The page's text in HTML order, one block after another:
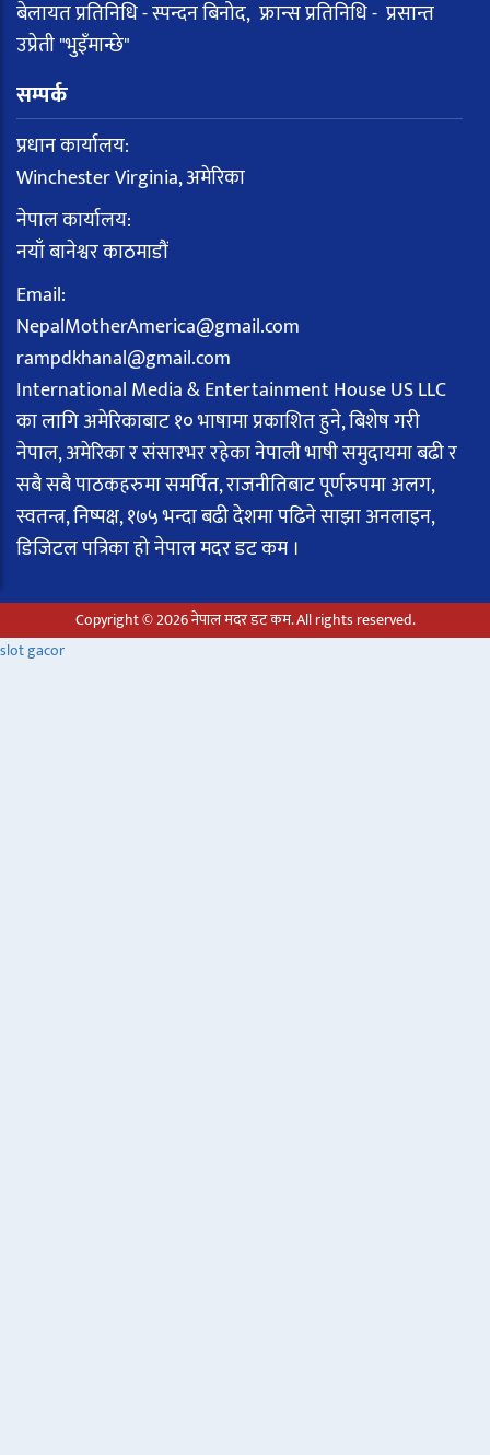
बेलायत प्रतिनिधि - स्पन्दन बिनोद, फ्रान्स प्रतिनिधि - प्रसान्त
उप्रेती "भुइँमान्छे"
सम्पर्क
प्रधान कार्यालय:
Winchester Virginia, अमेरिका
नेपाल कार्यालय:
नयाँ बानेश्वर काठमाडौं
Email:
NepalMotherAmerica@gmail.com
rampdkhanal@gmail.com
International Media & Entertainment House US LLC
का लागि अमेरिकाबाट १० भाषामा प्रकाशित हुने, बिशेष गरी
नेपाल, अमेरिका र संसारभर रहेका नेपाली भाषी समुदायमा बढी र
सबै सबै पाठकहरुमा समर्पित, राजनीतिबाट पूर्णरुपमा अलग,
स्वतन्त्र, निष्पक्ष, १७५ भन्दा बढी देशमा पढिने साझा अनलाइन,
डिजिटल पत्रिका हो नेपाल मदर डट कम ।
Copyright © 2026 नेपाल मदर डट कम. All rights reserved.
slot gacor